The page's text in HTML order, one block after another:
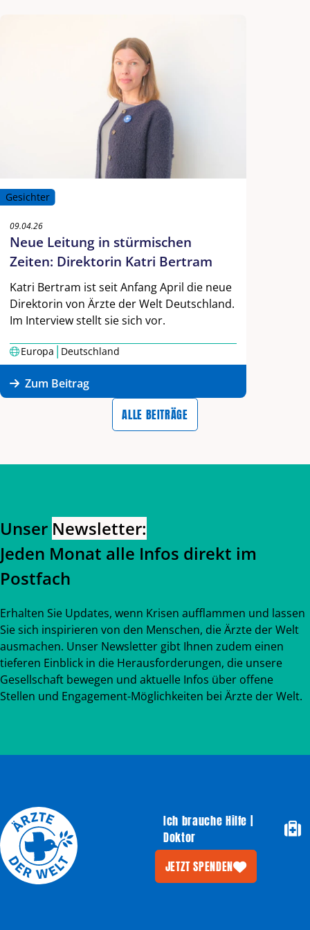
Gesichter
09.04.26
Neue Leitung in stürmischen
Zeiten: Direktorin Katri Bertram
Katri Bertram ist seit Anfang April die neue
Direktorin von Ärzte der Welt Deutschland.
Im Interview stellt sie sich vor.
Europa|Deutschland
Zum Beitrag
ALLE BEITRÄGE
Unser Newsletter:
Jeden Monat alle Infos direkt im
Postfach
Erhalten Sie Updates, wenn Krisen aufflammen und lassen
Sie sich inspirieren von den Menschen, die Ärzte der Welt
ausmachen. Unser Newsletter gibt Ihnen zudem einen
tieferen Einblick in die Herausforderungen, die unsere
Gesellschaft bewegen und aktuelle Infos über offene
Stellen und Engagement-Möglichkeiten bei Ärzte der Welt.
Ich brauche Hilfe |
Doktor
JETZT SPENDEN